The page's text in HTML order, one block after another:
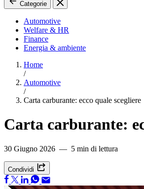
Categorie
Automotive
Welfare & HR
Finance
Energia & ambiente
Home
/
Automotive
/
Carta carburante: ecco quale scegliere
Carta carburante:
30 Giugno 2026 — 5 min di lettura
Condividi